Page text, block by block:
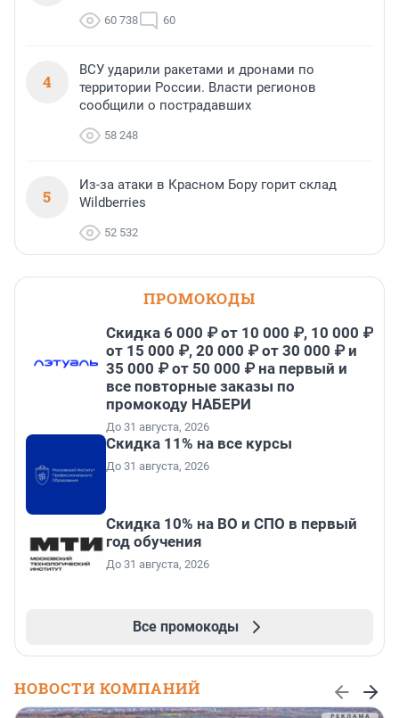
60 738 60
4
ВСУ ударили ракетами и дронами по
территории России. Власти регионов
сообщили о пострадавших
58 248
5
Из-за атаки в Красном Бору горит склад
Wildberries
52 532
ПРОМОКОДЫ
Скидка 6 000 ₽ от 10 000 ₽, 10 000 ₽
от 15 000 ₽, 20 000 ₽ от 30 000 ₽ и
35 000 ₽ от 50 000 ₽ на первый и
все повторные заказы по
промокоду НАБЕРИ
До 31 августа, 2026
Скидка 11% на все курсы
До 31 августа, 2026
Скидка 10% на ВО и СПО в первый
год обучения
До 31 августа, 2026
Все промокоды
НОВОСТИ КОМПАНИЙ